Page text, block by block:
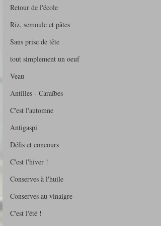
Retour de l'école
Riz, semoule et pâtes
Sans prise de tête
tout simplement un oeuf
Veau
Antilles - Caraïbes
C'est l'automne
Antigaspi
Défis et concours
C'est l'hiver !
Conserves à l'huile
Conserves au vinaigre
C'est l'été !